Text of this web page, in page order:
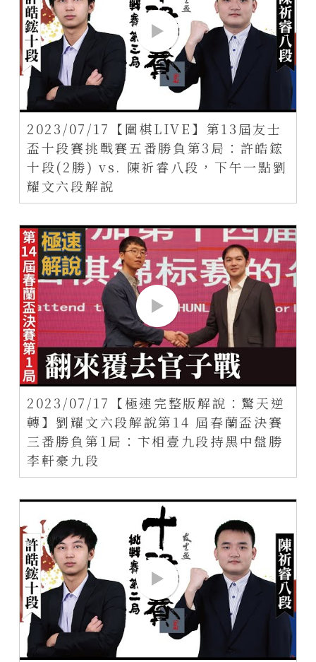
2023/07/17【圍棋LIVE】第13屆友士
盃十段賽挑戰賽五番勝負第3局：許皓鋐
十段(2勝) vs. 陳祈睿八段，下午一點劉
耀文六段解說
2023/07/17【極速完整版解說：驚天逆
轉】劉耀文六段解說第14 屆春蘭盃決賽
三番勝負第1局：卞相壹九段持黑中盤勝
李軒豪九段